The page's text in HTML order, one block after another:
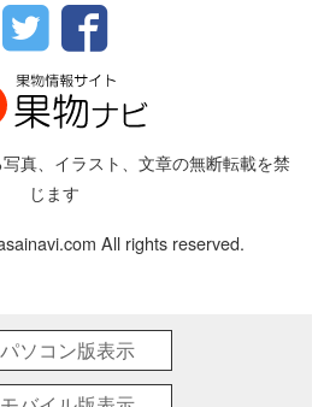
真、イラスト、文章の無断転載を禁
じます
All rights reserved.
パソコン版表示